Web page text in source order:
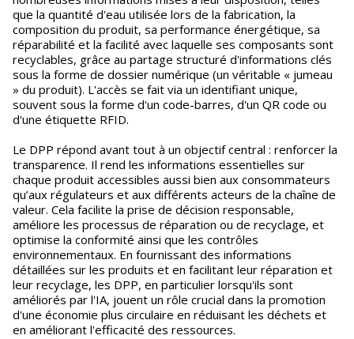
que la quantité d'eau utilisée lors de la fabrication, la
composition du produit, sa performance énergétique, sa
réparabilité et la facilité avec laquelle ses composants sont
recyclables, grâce au partage structuré d'informations clés
sous la forme de dossier numérique (un véritable « jumeau
» du produit). L'accès se fait via un identifiant unique,
souvent sous la forme d'un code-barres, d'un QR code ou
d'une étiquette RFID.
Le DPP répond avant tout à un objectif central : renforcer la
transparence. Il rend les informations essentielles sur
chaque produit accessibles aussi bien aux consommateurs
qu’aux régulateurs et aux différents acteurs de la chaîne de
valeur. Cela facilite la prise de décision responsable,
améliore les processus de réparation ou de recyclage, et
optimise la conformité ainsi que les contrôles
environnementaux. En fournissant des informations
détaillées sur les produits et en facilitant leur réparation et
leur recyclage, les DPP, en particulier lorsqu'ils sont
améliorés par l'IA, jouent un rôle crucial dans la promotion
d'une économie plus circulaire en réduisant les déchets et
en améliorant l'efficacité des ressources.